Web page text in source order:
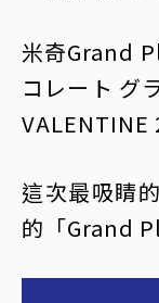
米奇Grand
コレート グ
VALENTINE
這次最吸睛
的「Grand